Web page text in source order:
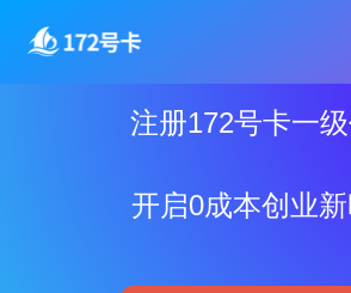
内
注册172号卡一
开启0成本创业